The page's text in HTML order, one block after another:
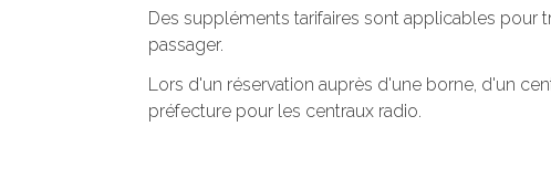
Des suppléments tarifaires sont applicables pour
passager.
Lors d'un réservation auprès d'une borne, d'un
préfecture pour les centraux radio.